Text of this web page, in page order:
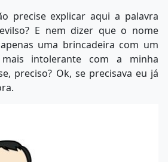
precise explicar aqui a palavra
E nem dizer que o nome
uma brincadeira com um
intolerante com a minha
preciso? Ok, se precisava eu já